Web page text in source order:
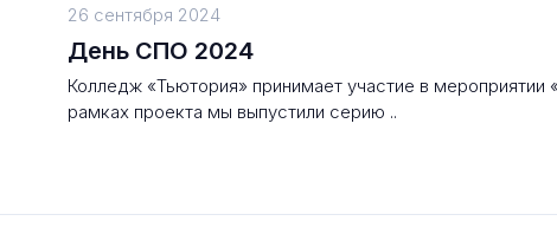
26 сентября 2024
День СПО 2024
Колледж «Тьютория» принимает участие в
рамках проекта мы выпустили серию ..